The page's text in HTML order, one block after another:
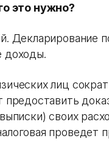
это нужно?
Декларирование
доходы.
лиц
своих
проведет